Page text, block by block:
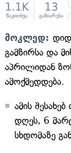
1.1K
წაკითხვა
13
გაზიარება
მოკლედ:
გამზირსა და
აპრილიდან
ამოქმედდება.
ამის
დღეს, 6
სხდომაზე